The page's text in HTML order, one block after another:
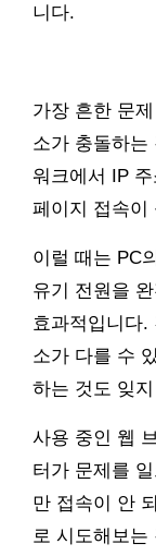
니다.
가장 흔한 문
소가 충돌하는
워크에서 IP
페이지 접속이
이럴 때는 PC
유기 전원을
효과적입니다.
소가 다를 수
하는 것도 잊
사용 중인 웹
터가 문제를
만 접속이 안
로 시도해보는